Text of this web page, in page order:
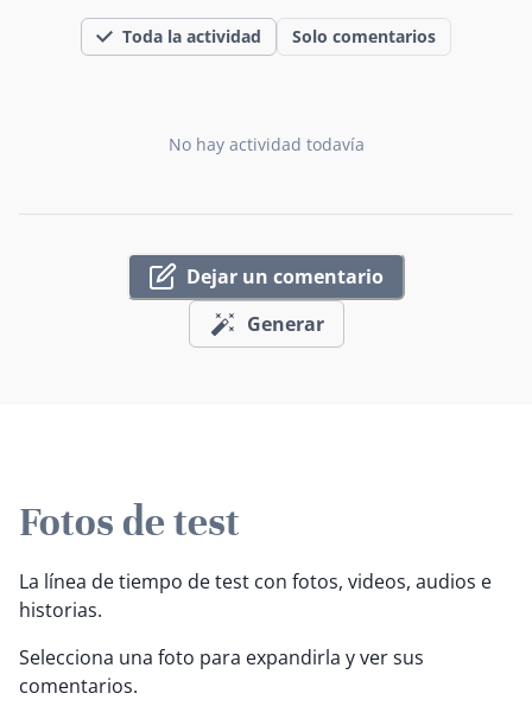
Toda la actividad Solo comentarios
No hay actividad todavía
Dejar un comentario
Generar
Fotos de test
La línea de tiempo de test con fotos, videos, audios e
historias.
Selecciona una foto para expandirla y ver sus
comentarios.